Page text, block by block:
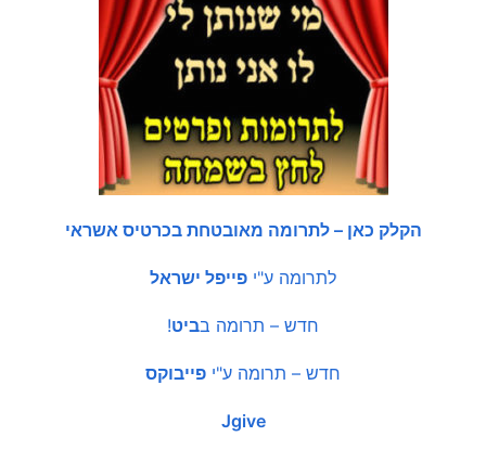
הקלק כאן – לתרומה מאובטחת בכרטיס אשראי
לתרומה ע"י פייפל ישראל
חדש – תרומה בביט!
חדש – תרומה ע"י פייבוקס
Jgive